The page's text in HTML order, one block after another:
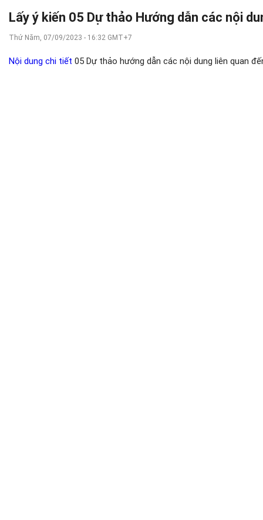
Lấy ý kiến 05 Dự thảo Hướng dẫn các nội
Thứ Năm, 07/09/2023 - 16:32 GMT+7
Nội dung chi tiết 05 Dự thảo hướng dẫn các nội dung liên quan